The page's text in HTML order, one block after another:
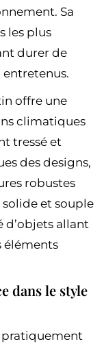
Sa
les plus
durer de
entretenus.
offre une
climatiques
tressé et
des designs,
robustes
solide et souple
d’objets allant
éléments
dans le style